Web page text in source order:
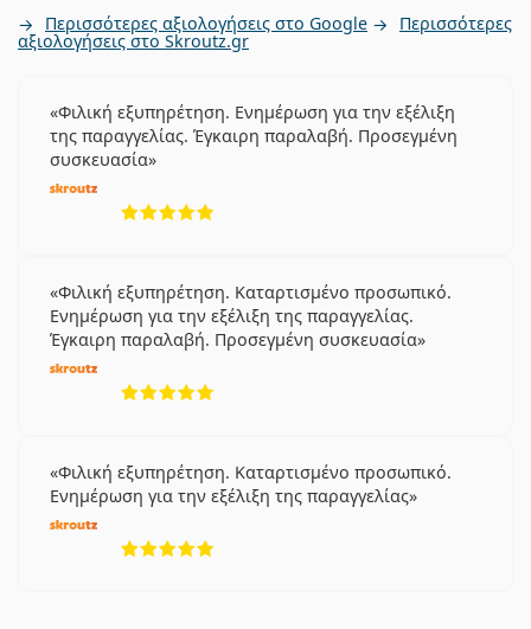
Περισσότερες αξιολογήσεις στο Google Περισσότερες
αξιολογήσεις στο Skroutz.gr
Φιλική εξυπηρέτηση. Ενημέρωση για την εξέλιξη
της παραγγελίας. Έγκαιρη παραλαβή. Προσεγμένη
συσκευασία
Φιλική εξυπηρέτηση. Καταρτισμένο προσωπικό.
Ενημέρωση για την εξέλιξη της παραγγελίας.
Έγκαιρη παραλαβή. Προσεγμένη συσκευασία
Φιλική εξυπηρέτηση. Καταρτισμένο προσωπικό.
Ενημέρωση για την εξέλιξη της παραγγελίας